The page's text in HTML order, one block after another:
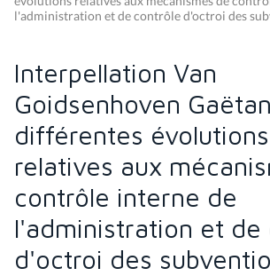
l'administration et de contrôle d'octroi des
Interpellation Van
Goidsenhoven
différentes évolutions
relatives aux
contrôle interne de
l'administration et de
d'octroi des